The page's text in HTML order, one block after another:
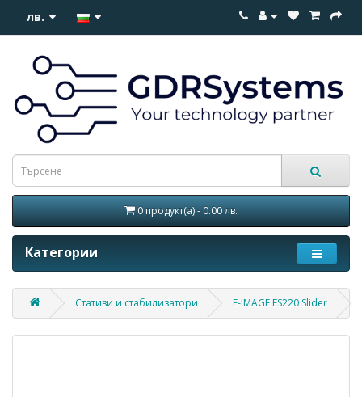
лв.
0 продукт(а) - 0.00 лв.
Категории
Стативи и стабилизатори E-IMAGE ES220 Slider